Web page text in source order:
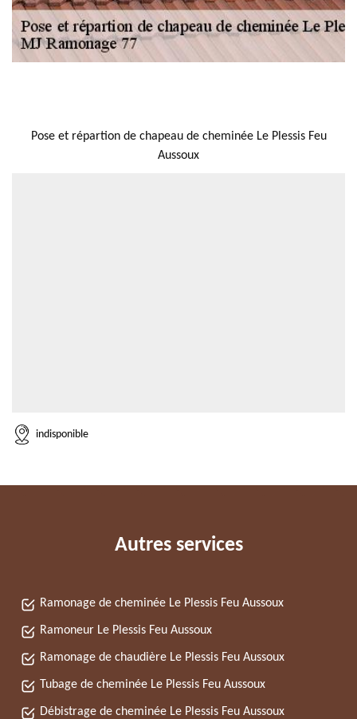
Pose et répartion de chapeau de cheminée Le Plessis Feu
Aussoux
indisponible
Autres services
Ramonage de cheminée Le Plessis Feu Aussoux
Ramoneur Le Plessis Feu Aussoux
Ramonage de chaudière Le Plessis Feu Aussoux
Tubage de cheminée Le Plessis Feu Aussoux
Débistrage de cheminée Le Plessis Feu Aussoux